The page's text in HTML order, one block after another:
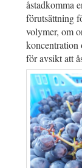
åstadkomma
förutsättning
volymer, om
koncentration
för avsikt att